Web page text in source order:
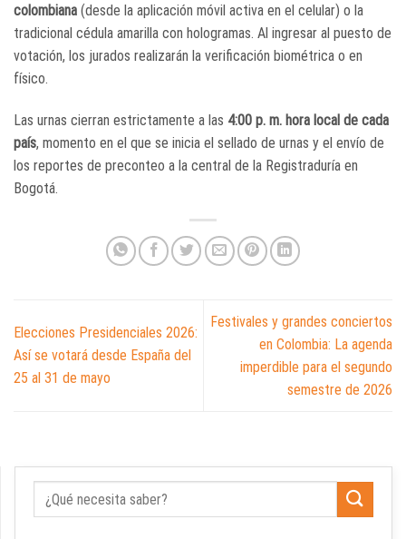
colombiana (desde la aplicación móvil activa en el celular) o la
tradicional cédula amarilla con hologramas. Al ingresar al puesto de
votación, los jurados realizarán la verificación biométrica o en
físico.
Las urnas cierran estrictamente a las 4:00 p. m. hora local de cada
país, momento en el que se inicia el sellado de urnas y el envío de
los reportes de preconteo a la central de la Registraduría en
Bogotá.
Elecciones Presidenciales 2026:
Así se votará desde España del
25 al 31 de mayo
Festivales y grandes conciertos
en Colombia: La agenda
imperdible para el segundo
semestre de 2026